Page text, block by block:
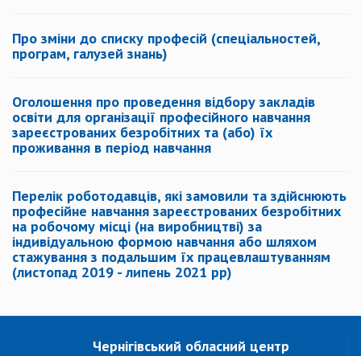
Про зміни до списку професій (спеціальностей,
програм, галузей знань)
Оголошення про проведення відбору закладів
освіти для організації професійного навчання
зареєстрованих безробітних та (або) їх
проживання в період навчання
Перелік роботодавців, які замовили та здійснюють
професійне навчання зареєстрованих безробітних
на робочому місці (на виробництві) за
індивідуальною формою навчання або шляхом
стажування з подальшим їх працевлаштуванням
(листопад 2019 - липень 2021 рр)
Чернігівський обласний центр